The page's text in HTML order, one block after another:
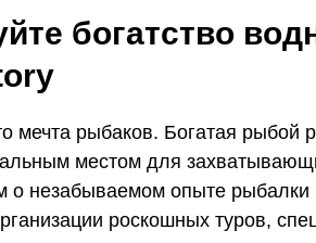
богатство
мечта рыбаков. Богатая рыбой
местом для
о незабываемом опыте
роскошных туров,